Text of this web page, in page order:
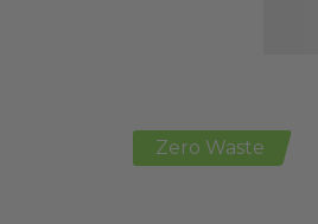
Zero Waste